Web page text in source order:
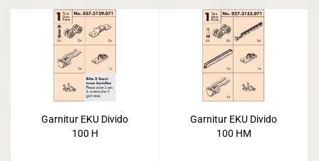
Garnitur EKU Divido
100 H
Garnitur EKU Divido
100 HM